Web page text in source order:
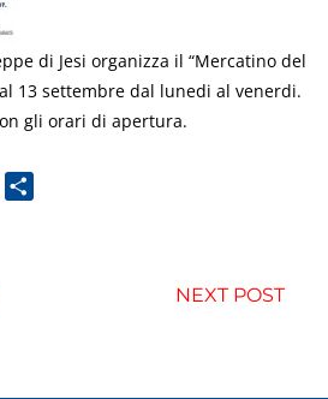
di Jesi organizza il “Mercatino del
13 settembre dal lunedi al venerdi.
gli orari di apertura.
LinkedIn
NEXT POST